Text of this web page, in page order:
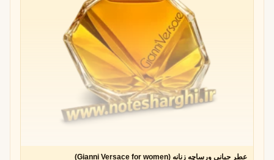
عطر جیانی ورساچه زنانه (Gianni Versace for women)